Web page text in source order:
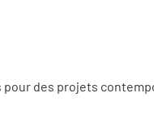
pour des projets